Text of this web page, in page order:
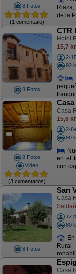
8 Fotos
(1 comentario)
de la
8 Fotos
CTR
Hotel
15,7
2-
92
8 Fotos
Video
(3 comentarios)
Casa
Casa
15,8
2-
90
en el
con
8 Fotos
San
Casa
12
80
Casa